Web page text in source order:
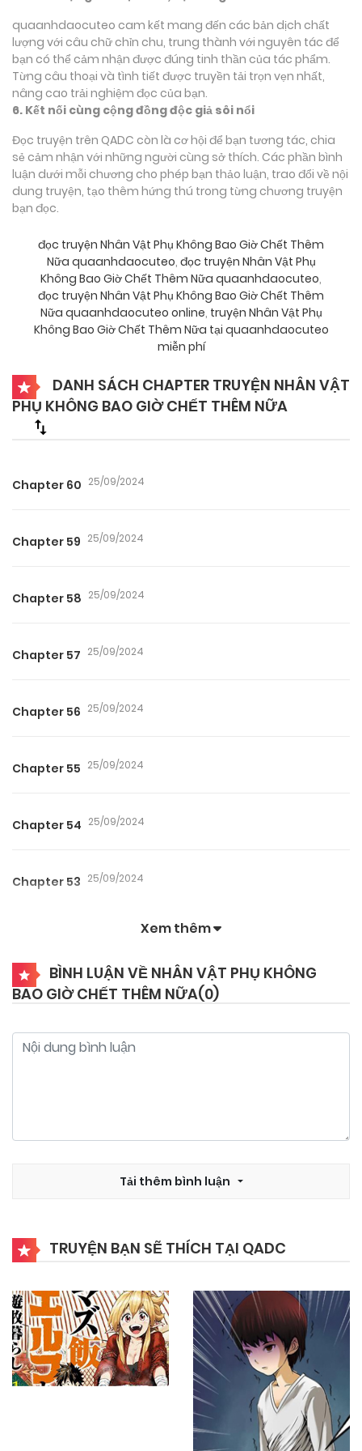
quaanhdaocuteo cam kết mang đến các bản dịch chất
lượng với câu chữ chỉn chu, trung thành với nguyên tác để
bạn có thể cảm nhận được đúng tinh thần của tác phẩm.
Từng câu thoại và tình tiết được truyền tải trọn vẹn nhất,
nâng cao trải nghiệm đọc của bạn.
6. Kết nối cùng cộng đồng độc giả sôi nổi
Đọc truyện trên QADC còn là cơ hội để bạn tương tác, chia
sẻ cảm nhận với những người cùng sở thích. Các phần bình
luận dưới mỗi chương cho phép bạn thảo luận, trao đổi về nội
dung truyện, tạo thêm hứng thú trong từng chương truyện
bạn đọc.
đọc truyện Nhân Vật Phụ Không Bao Giờ Chết Thêm
Nữa quaanhdaocuteo, đọc truyện Nhân Vật Phụ
Không Bao Giờ Chết Thêm Nữa quaanhdaocuteo,
đọc truyện Nhân Vật Phụ Không Bao Giờ Chết Thêm
Nữa quaanhdaocuteo online, truyện Nhân Vật Phụ
Không Bao Giờ Chết Thêm Nữa tại quaanhdaocuteo
miễn phí
DANH SÁCH CHAPTER TRUYỆN NHÂN VẬT
PHỤ KHÔNG BAO GIỜ CHẾT THÊM NỮA
Chapter 60 25/09/2024
Chapter 59 25/09/2024
Chapter 58 25/09/2024
Chapter 57 25/09/2024
Chapter 56 25/09/2024
Chapter 55 25/09/2024
Chapter 54 25/09/2024
Chapter 53 25/09/2024
25/09/2024
Chapter 51 25/09/2024
Chapter 50 25/09/2024
Chapter 45 25/09/2024
Chapter 44 25/09/2024
Xem thêm
BÌNH LUẬN VỀ NHÂN VẬT PHỤ KHÔNG
BAO GIỜ CHẾT THÊM NỮA(0)
Tải thêm bình luận
TRUYỆN BẠN SẼ THÍCH TẠI QADC